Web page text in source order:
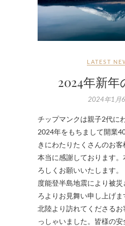
LATEST
2024年新
2024年1月
チップマンクは親子2代に
2024年をもちまして開業
きにわたりたくさんのお
本当に感謝しております。
ろしくお願いいたします
度能登半島地震により被
ろよりお見舞い申し上げ
北陸より訪れてくださる
っしゃいました。皆様の